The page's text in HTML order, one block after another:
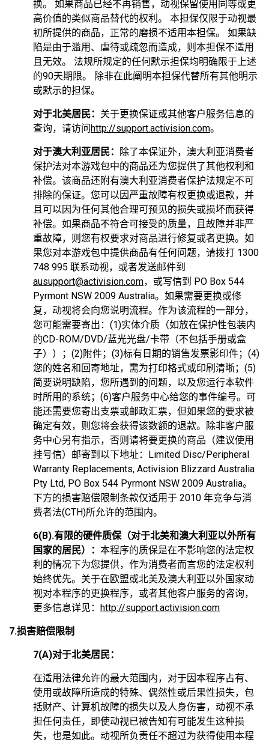
换。 如果商品已经不再销售，动视保留使用同等或更
高价值的类似商品替代的权利。 本担保仅限于动视最
初所提供的商品，正常的磨损不适用本担保。 如果缺
陷是由于滥用、虐待或疏忽而造成，则本担保不适用
且无效。 法规所规定的任何默示担保均明确限于上述
的90天期限。 除非在此阐明本担保代替所有其他明示
或默示的担保。
对于北美居民： 关于更换保证或其他客户服务信息的
查询，请访问http://support.activision.com。
对于澳大利亚居民：
除了本保证外，澳大利亚消费者
保护法对本游戏包中的商品还为您提供了其他权利和
补偿。该商品还附有澳大利亚消费者保护法规定不可
排除的保证。您可以因严重故障有权更换或退款，并
且可以因为任何其他合理可预见的损失或损坏而获得
补偿。如果商品不符合可接受的质量，且故障并非严
重故障，则您有权要求对商品进行修复或者更换。如
果您对本游戏包中提供商品有任何问题，请拨打 1300
748 995 联系动视，或者发送邮件到
ausupport@activision.com，或写信到 PO Box 544
Pyrmont NSW 2009 Australia。如果需要更换或修
复，动视将会向您说明流程。作为该流程的一部分，
您可能需要寄出：(1)实体介质（如放在保护性包装内
的CD-ROM/DVD/蓝光光盘/卡带（不包括手册或盒
子））；(2)附件；(3)标有日期的销售发票影印件；(4)
您的姓名和回寄地址，需为打印格式或印刷清晰；(5)
简要说明缺陷，您所遇到的问题，以及您运行本软件
时所用的系统；(6)客户服务中心给您的事件编号。可
能还需要您寄出支票或邮政汇票，但如果您的要求被
确定有效，则您将会获得该数额的退款。除非客户服
务中心另有指示，否则请将要更换的商品（建议使用
挂号信）邮寄到以下地址：Limited Disc/Peripheral
Warranty Replacements, Activision Blizzard Australia
Pty Ltd, PO Box 544 Pyrmont NSW 2009 Australia。
下方的损害赔偿限制条款仅适用于 2010 年竞争与消
费者法(CTH)所允许的范围内。
6(B).有限的硬件质保（对于北美和澳大利亚以外所有
国家的居民）： 本程序的质保是在不影响您的法定权
利的情况下为您提供，作为消费者而言您的法定权利
始终优先。关于在欧盟或北美及澳大利亚以外国家动
视对本程序的更换程序，或者其他客户服务的咨询，
更多信息详见： http://support.activision.com
7.损害赔偿限制
7(A)对于北美居民：
在适用法律允许的最大范围内，对于因本程序占有、
使用或故障所造成的特殊、偶然性或后果性损失，包
括财产、计算机故障的损失以及人身伤害，动视不承
担任何责任，即使动视已被告知有可能发生这种损
失，也是如此。动视所负责任不超过为获得使用本程